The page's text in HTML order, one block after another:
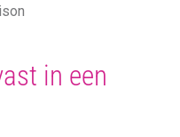
in een